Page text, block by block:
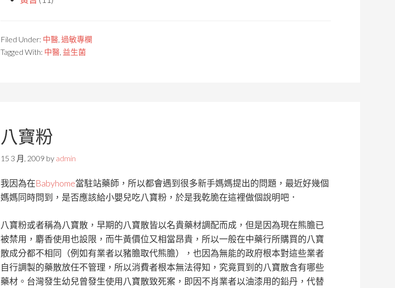
Filed Under: 中醫, 過敏專欄
Tagged With: 中醫, 益生菌
八寶粉
15 3 月, 2009 by admin
我因為在Babyhome當駐站藥師，所以都會遇到很多新手媽媽提出的問題，最近好幾個
媽媽同時問到，是否應該給小嬰兒吃八寶粉，於是我乾脆在這裡做個說明吧．
八寶粉或者稱為八寶散，早期的八寶散皆以名貴藥材調配而成，但是因為現在熊膽已
被禁用，麝香使用也設限，而牛黃價位又相當昂貴，所以一般在中藥行所購買的八寶
散成分都不相同（例如有業者以豬膽取代熊膽），也因為無能的政府根本對這些業者
自行調製的藥散放任不管理，所以消費者根本無法得知，究竟買到的八寶散含有哪些
藥材。台灣發生幼兒曾發生使用八寶散致死案，即因不肖業者以油漆用的鉛丹，代替